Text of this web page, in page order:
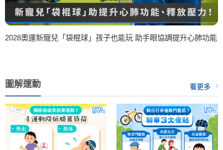
2028奧運新寵兒「袋棍球」孩子也能玩 助手眼協調提升心肺功能
圖解運動 看更多